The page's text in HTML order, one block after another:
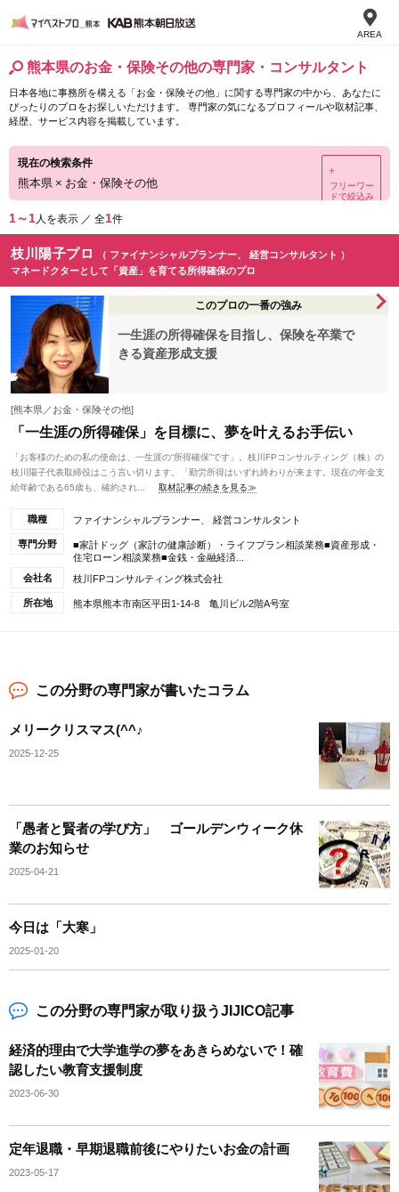
AREA
熊本県のお金・保険その他の専門家・コンサルタント
日本各地に事務所を構える「お金・保険その他」に関する専門家の中から、あなたに
ぴったりのプロをお探しいただけます。 専門家の気になるプロフィールや取材記事、
経歴、サービス内容を掲載しています。
現在の検索条件
熊本県 × お金・保険その他
＋
フリーワー
ドで絞込み
1～1人を表示 ／ 全1件
枝川陽子プロ
（ ファイナンシャルプランナー、 経営コンサルタント ）
マネードクターとして「資産」を育てる所得確保のプロ
このプロの一番の強み
一生涯の所得確保を目指し、保険を卒業で
きる資産形成支援
[熊本県／お金・保険その他]
「一生涯の所得確保」を目標に、夢を叶えるお手伝い
「お客様のための私の使命は、一生涯の“所得確保”です」。枝川FPコンサルティング（株）の
枝川陽子代表取締役はこう言い切ります。「勤労所得はいずれ終わりが来ます。現在の年金支
給年齢である65歳も、確約され...
取材記事の続きを見る≫
職種 ファイナンシャルプランナー、 経営コンサルタント
専門分野
■家計ドッグ（家計の健康診断）・ライフプラン相談業務■資産形成・
住宅ローン相談業務■金銭・金融経済...
会社名
枝川FPコンサルティング株式会社
所在地 熊本県熊本市南区平田1-14-8 亀川ビル2階A号室
この分野の専門家が書いたコラム
メリークリスマス(^^♪
2025-12-25
「愚者と賢者の学び方」 ゴールデンウィーク休
業のお知らせ
2025-04-21
今日は「大寒」
2025-01-20
この分野の専門家が取り扱うJIJICO記事
経済的理由で大学進学の夢をあきらめないで！確
認したい教育支援制度
2023-06-30
定年退職・早期退職前後にやりたいお金の計画
2023-05-17